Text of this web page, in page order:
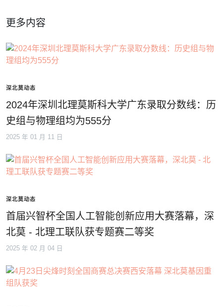
更多内容
深北莫动态
2024年深圳北理莫斯科大学广东录取分数线：历
史组与物理组均为555分
2025 年 01 月 11 日
深北莫动态
首届兴智杯全国人工智能创新应用大赛落幕，深
北莫 - 北理工联队获专题赛二等奖
2025 年 02 月 04 日